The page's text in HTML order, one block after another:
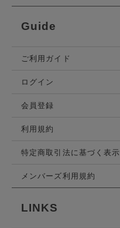
Guide
ご利用ガイド
ログイン
会員登録
利用規約
特定商取引法に基づく表示
メンバーズ利用規約
LINKS